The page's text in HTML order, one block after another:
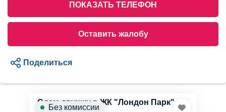
ПОКАЗАТЬ ТЕЛЕФОН
Оставить жалобу
Поделиться
Сдам двушку в ЖК "Лондон Парк"
Без комиссии